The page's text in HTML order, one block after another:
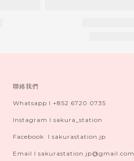
聯絡我們
Whatsapp I +852 6720 0735
Instagram I sakura_station
Facebook I sakurastation.jp
Email I sakurastation.jp@gmail.com